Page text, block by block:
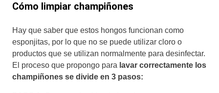
Cómo limpiar champiñones
Hay que saber que estos hongos funcionan como
esponjitas, por lo que no se puede utilizar cloro o
productos que se utilizan normalmente para desinfectar.
El proceso que propongo para lavar correctamente los
champiñones se divide en 3 pasos: